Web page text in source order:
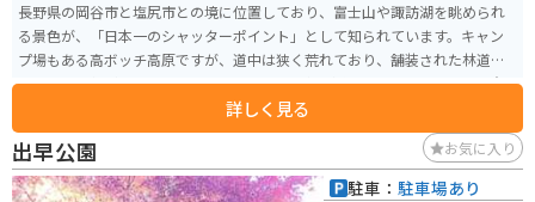
長野県の岡谷市と塩尻市との境に位置しており、富士山や諏訪湖を眺められ
る景色が、「日本一のシャッターポイント」として知られています。キャン
プ場もある高ボッチ高原ですが、道中は狭く荒れており、舗装された林道の
ような雰囲気があります。 12月から4月まで冬季通行止めになるため、注意
が必要です。高ボッチ高原での景色は、一生の思い出になること間違いなし
です。
詳しく見る
出早公園 お気に入り
駐車： 駐車場あり